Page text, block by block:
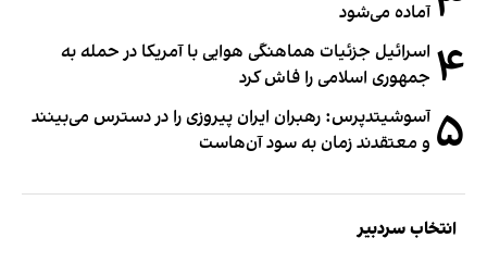
آماده می‌شود
۴ اسرائیل جزئیات هماهنگی هوایی با آمریکا در حمله به
جمهوری اسلامی را فاش کرد
۵ آسوشیتدپرس: رهبران ایران پیروزی را در دسترس می‌بینند
و معتقدند زمان به سود آن‌هاست
انتخاب سردبیر